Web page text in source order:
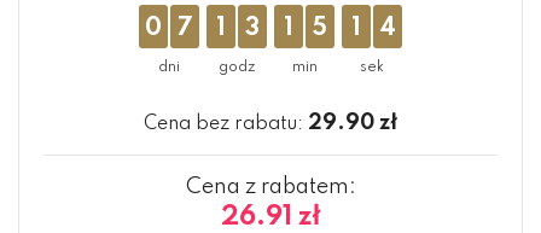
0 7 1 3 1 5 1 3
Cena bez rabatu: 29.90 zł
Cena z rabatem:
26.91 zł